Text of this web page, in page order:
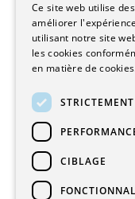
Chemin de
1400
Tél: 024
Fax: 024
E-mail :
PHIDA
Rue des
Suisse
Contact:
Édition: +41 21
Plateforme:
Ce site web utilise
améliorer
utilisant notre site
les cookies
en matière de
CIBLAGE